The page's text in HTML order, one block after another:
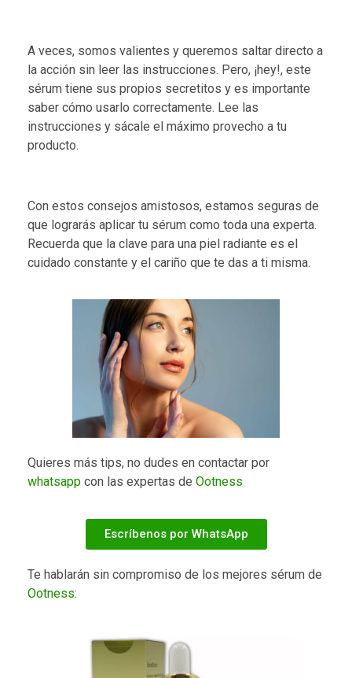
A veces, somos valientes y queremos saltar directo a
la acción sin leer las instrucciones. Pero, ¡hey!, este
sérum tiene sus propios secretitos y es importante
saber cómo usarlo correctamente. Lee las
instrucciones y sácale el máximo provecho a tu
producto.
Con estos consejos amistosos, estamos seguras de
que lograrás aplicar tu sérum como toda una experta.
Recuerda que la clave para una piel radiante es el
cuidado constante y el cariño que te das a ti misma.
Quieres más tips, no dudes en contactar por
whatsapp con las expertas de Ootness
Escríbenos por WhatsApp
Te hablarán sin compromiso de los mejores sérum de
Ootness: